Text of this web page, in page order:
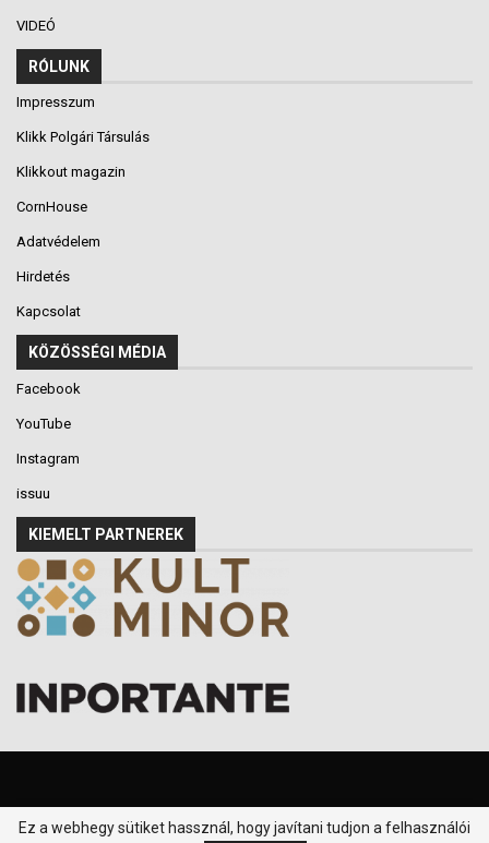
VIDEÓ
RÓLUNK
Impresszum
Klikk Polgári Társulás
Klikkout magazin
CornHouse
Adatvédelem
Hirdetés
Kapcsolat
KÖZÖSSÉGI MÉDIA
Facebook
YouTube
Instagram
issuu
KIEMELT PARTNEREK
© 2016-2026 - Klikk P.T. - Minden jog fenntartva.
Ez a webhegy sütiket hassznál, hogy javítani tudjon a felhasználói